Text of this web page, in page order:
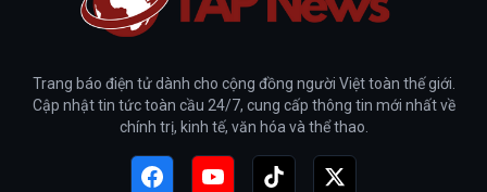
Trang báo điện tử dành cho cộng đồng người Việt toàn thế giới.
Cập nhật tin tức toàn cầu 24/7, cung cấp thông tin mới nhất về
chính trị, kinh tế, văn hóa và thể thao.